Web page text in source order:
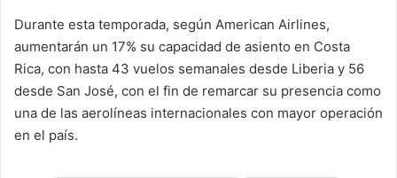
Durante esta temporada, según American Airlines,
aumentarán un 17% su capacidad de asiento en Costa
Rica, con hasta 43 vuelos semanales desde Liberia y 56
desde San José, con el fin de remarcar su presencia como
una de las aerolíneas internacionales con mayor operación
en el país.